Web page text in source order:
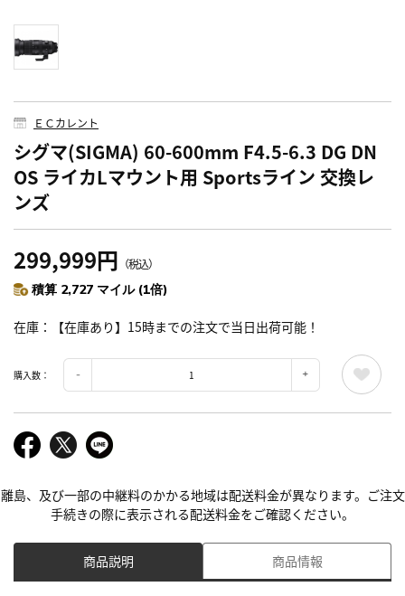
ＥＣカレント
シグマ(SIGMA) 60-600mm F4.5-6.3 DG DN
OS ライカLマウント用 Sportsライン 交換レ
ンズ
299,999円 （税込）
積算 2,727 マイル (1倍)
在庫 【在庫あり】15時までの注文で当日出荷可能！
購入数：
離島、及び一部の中継料のかかる地域は配送料金が異なります。ご注文
手続きの際に表示される配送料金をご確認ください。
商品説明 商品情報